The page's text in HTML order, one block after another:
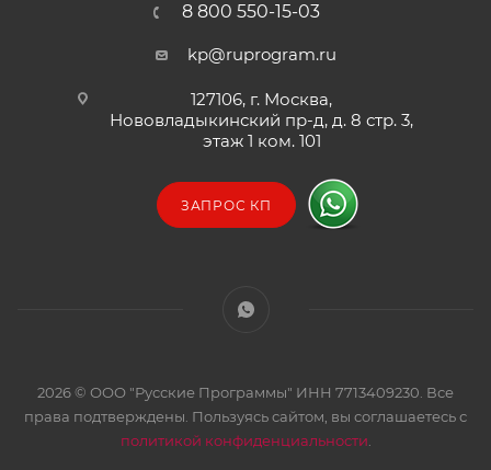
8 800 550-15-03
kp@ruprogram.ru
127106, г. Москва,
Нововладыкинский пр-д, д. 8 стр. 3,
этаж 1 ком. 101
ЗАПРОС КП
2026 © ООО "Русские Программы" ИНН 7713409230. Все
права подтверждены. Пользуясь сайтом, вы соглашаетесь с
политикой конфиденциальности